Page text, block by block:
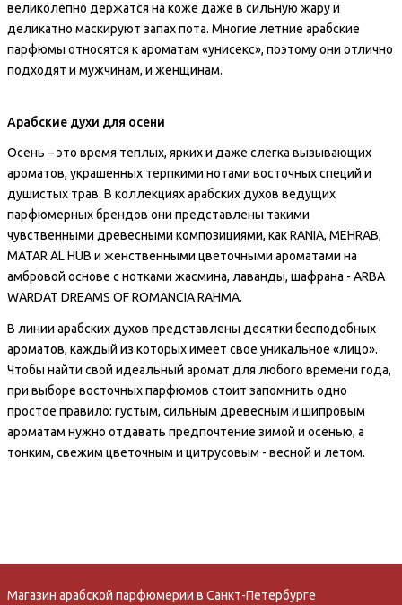
великолепно держатся на коже даже в сильную жару и
деликатно маскируют запах пота. Многие летние арабские
парфюмы относятся к ароматам «унисекс», поэтому они отлично
подходят и мужчинам, и женщинам.
Арабские духи для осени
Осень – это время теплых, ярких и даже слегка вызывающих
ароматов, украшенных терпкими нотами восточных специй и
душистых трав. В коллекциях арабских духов ведущих
парфюмерных брендов они представлены такими
чувственными древесными композициями, как RANIA, MEHRAB,
MATAR AL HUB и женственными цветочными ароматами на
амбровой основе с нотками жасмина, лаванды, шафрана - ARBA
WARDAT DREAMS OF ROMANCIA RAHMA.
В линии арабских духов представлены десятки бесподобных
ароматов, каждый из которых имеет свое уникальное «лицо».
Чтобы найти свой идеальный аромат для любого времени года,
при выборе восточных парфюмов стоит запомнить одно
простое правило: густым, сильным древесным и шипровым
ароматам нужно отдавать предпочтение зимой и осенью, а
тонким, свежим цветочным и цитрусовым - весной и летом.
Магазин арабской парфюмерии в Санкт-Петербурге